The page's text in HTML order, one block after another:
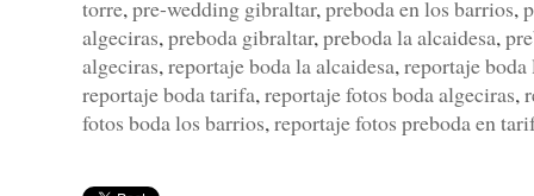
torre,pre-wedding gibraltar,preboda en los barrios,
algeciras,preboda gibraltar,preboda la alcaidesa,
algeciras,reportaje boda la alcaidesa,reportaje boda
reportaje boda tarifa,reportaje fotos boda algeciras,
fotos boda los barrios,reportaje fotos preboda en